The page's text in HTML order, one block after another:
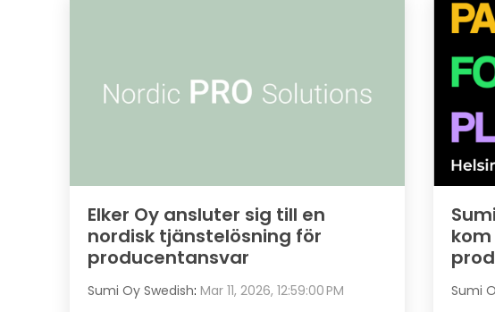
Elker Oy ansluter sig till en
nordisk tjänstelösning för
producentansvar
Sumi Oy Swedish: Mar 11, 2026, 12:59:00 PM Sumi